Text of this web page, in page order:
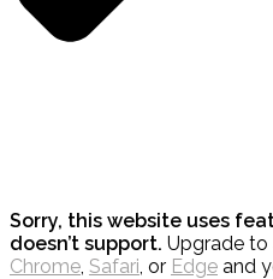
Sorry, this website uses
doesn’t support. Upgrade to
Chrome, Safari, or Edge and